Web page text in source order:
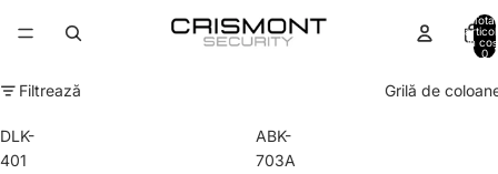
Total
în
0
Filtrează Grilă de
DLK-
401
ABK-
703A